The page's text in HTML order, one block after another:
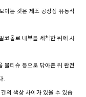
이는 것은 제조 공정상 유동적
코올로 내부를 세척한 뒤에 사
물티슈 등으로 닦아준 뒤 완전
.
의 색상 차이가 있을 수 있습